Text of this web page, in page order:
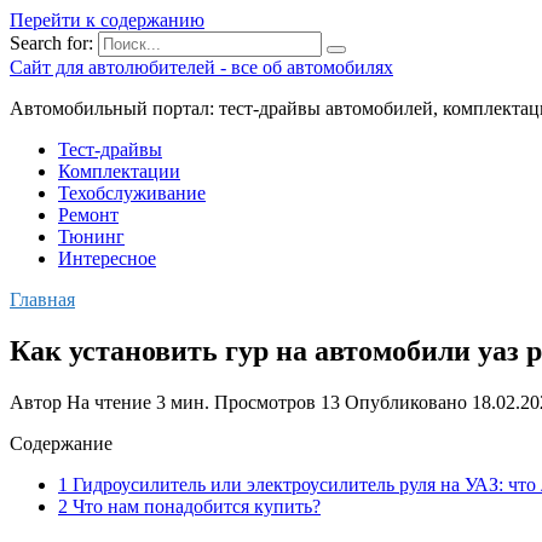
Перейти к содержанию
Search for:
Сайт для автолюбителей - все об автомобилях
Автомобильный портал: тест-драйвы автомобилей,
Тест-драйвы
Комплектации
Техобслуживание
Ремонт
Тюнинг
Интересное
Главная
Как установить гур на автомобили уаз
Автор На чтение 3 мин. Просмотров 13 Опубликовано
Содержание
1 Гидроусилитель или электроусилитель руля на УАЗ:
2 Что нам понадобится купить?